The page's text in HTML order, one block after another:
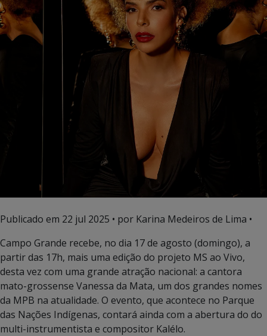
Publicado em 22 jul 2025 • por Karina Medeiros de Lima •
Campo Grande recebe, no dia 17 de agosto (domingo), a
partir das 17h, mais uma edição do projeto MS ao Vivo,
desta vez com uma grande atração nacional: a cantora
mato-grossense Vanessa da Mata, um dos grandes nomes
da MPB na atualidade. O evento, que acontece no Parque
das Nações Indígenas, contará ainda com a abertura do do
multi-instrumentista e compositor Kalélo.